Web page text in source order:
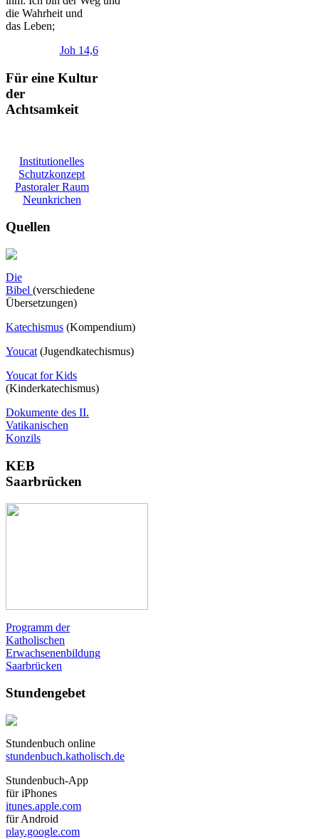
die Wahrheit und
das Leben;
Joh 14,6
Für eine Kultur
der
Achtsamkeit
Institutionelles
Schutzkonzept
Pastoraler Raum
Neunkrichen
Quellen
Die
Bibel (verschiedene
Übersetzungen)
Katechismus (Kompendium)
Youcat (Jugendkatechismus)
Youcat for Kids
(Kinderkatechismus)
Dokumente des II.
Vatikanischen
Konzils
KEB
Saarbrücken
Programm der
Katholischen
Erwachsenenbildung
Saarbrücken
Stundengebet
Stundenbuch online
stundenbuch.katholisch.de
Stundenbuch-App
für iPhones
itunes.apple.com
für Android
play.google.com